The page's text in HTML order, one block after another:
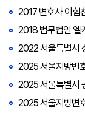
2017 변호사 이힘
2018 법무법인 엘
2022 서울특별시
2025 서울지방변
2025 서울특별시
2025 서울지방변